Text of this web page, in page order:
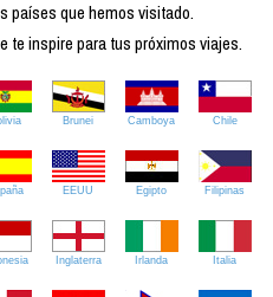
países que hemos visitado.
te inspire para tus próximos viajes.
Brunei Camboya Chile
EEUU Egipto Filipinas
Inglaterra Irlanda Italia